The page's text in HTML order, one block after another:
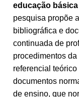
educação
pesquisa propõe
bibliográfica e
continuada de
procedimentos
referencial
documentos
de ensino, que